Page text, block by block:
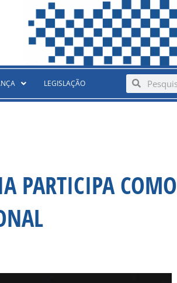
LEGISLAÇÃO SearchSearch
PARTICIPA COMO